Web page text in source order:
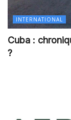
INTERNATIONAL
Cuba :
?